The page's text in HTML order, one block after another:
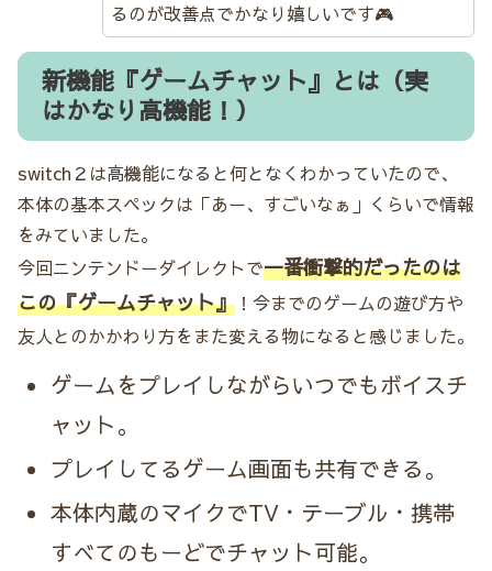
るのが改善点でかなり嬉しいです🎮
新機能『ゲームチャット』とは（実
はかなり高機能！）
switch２は高機能になると何となくわかっていたので、
本体の基本スペックは「あー、すごいなぁ」くらいで情報
をみていました。
今回ニンテンドーダイレクトで一番衝撃的だったのは
この『ゲームチャット』 ！今までのゲームの遊び方や
友人とのかかわり方をまた変える物になると感じました。
ゲームをプレイしながらいつでもボイスチ
ャット。
プレイしてるゲーム画面も共有できる。
本体内蔵のマイクでTV・テーブル・携帯
すべてのもーどでチャット可能。